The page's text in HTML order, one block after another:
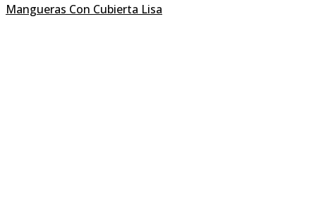
Mangueras Con Cubierta Lisa